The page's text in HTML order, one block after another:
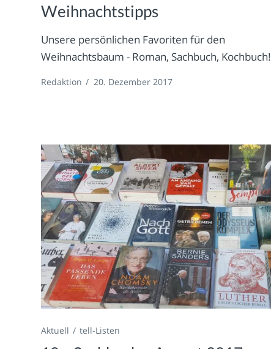
Weihnachtstipps
Unsere persönlichen Favoriten für den
Weihnachtsbaum - Roman, Sachbuch, Kochbuch!
Redaktion / 20. Dezember 2017
Aktuell tell-Listen